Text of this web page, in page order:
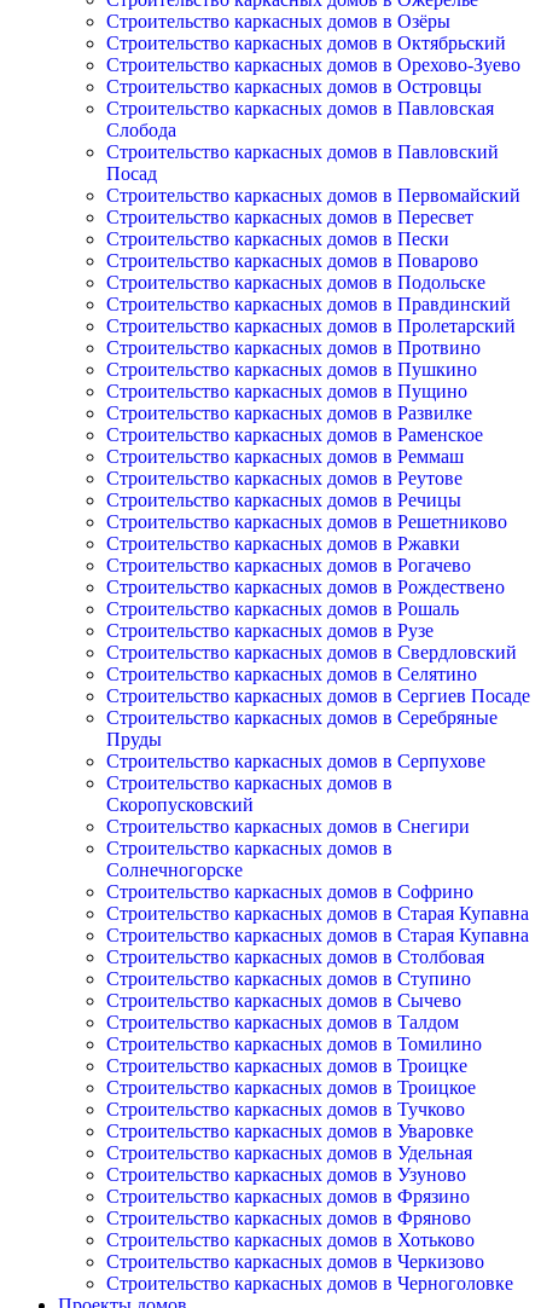
Строительство каркасных домов в Озёры
Строительство каркасных домов в Октябрьский
Строительство каркасных домов в Орехово-Зуево
Строительство каркасных домов в Островцы
Строительство каркасных домов в Павловская
Слобода
Строительство каркасных домов в Павловский
Посад
Строительство каркасных домов в Первомайский
Строительство каркасных домов в Пересвет
Строительство каркасных домов в Пески
Строительство каркасных домов в Поварово
Строительство каркасных домов в Подольске
Строительство каркасных домов в Правдинский
Строительство каркасных домов в Пролетарский
Строительство каркасных домов в Протвино
Строительство каркасных домов в Пушкино
Строительство каркасных домов в Пущино
Строительство каркасных домов в Развилке
Строительство каркасных домов в Раменское
Строительство каркасных домов в Реммаш
Строительство каркасных домов в Реутове
Строительство каркасных домов в Речицы
Строительство каркасных домов в Решетниково
Строительство каркасных домов в Ржавки
Строительство каркасных домов в Рогачево
Строительство каркасных домов в Рождествено
Строительство каркасных домов в Рошаль
Строительство каркасных домов в Рузе
Строительство каркасных домов в Свердловский
Строительство каркасных домов в Селятино
Строительство каркасных домов в Сергиев Посаде
Строительство каркасных домов в Серебряные
Пруды
Строительство каркасных домов в Серпухове
Строительство каркасных домов в
Скоропусковский
Строительство каркасных домов в Снегири
Строительство каркасных домов в
Солнечногорске
Строительство каркасных домов в Софрино
Строительство каркасных домов в Старая Купавна
Строительство каркасных домов в Старая Купавна
Строительство каркасных домов в Столбовая
Строительство каркасных домов в Ступино
Строительство каркасных домов в Сычево
Строительство каркасных домов в Талдом
Строительство каркасных домов в Томилино
Строительство каркасных домов в Троицке
Строительство каркасных домов в Троицкое
Строительство каркасных домов в Тучково
Строительство каркасных домов в Уваровке
Строительство каркасных домов в Удельная
Строительство каркасных домов в Узуново
Строительство каркасных домов в Фрязино
Строительство каркасных домов в Фряново
Строительство каркасных домов в Хотьково
Строительство каркасных домов в Черкизово
Строительство каркасных домов в Черноголовке